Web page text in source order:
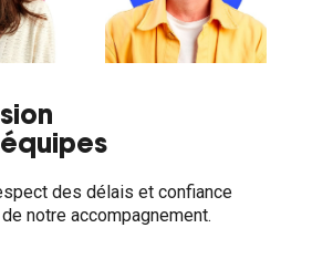
des délais et confiance
notre accompagnement.